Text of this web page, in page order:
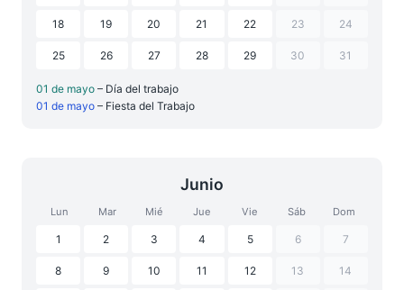
18 19 20 21 22 23 24
25 26 27 28 29 30 31
01 de mayo – Día del trabajo
01 de mayo – Fiesta del Trabajo
Junio
Lun Mar Mié Jue Vie Sáb Dom
1 2 3 4 5 6 7
8 9 10 11 12 13 14